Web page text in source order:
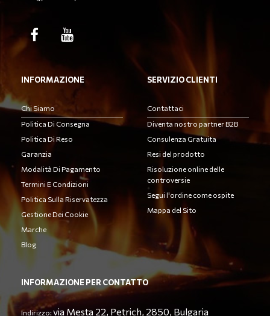
INFORMAZIONE
Chi Siamo
Politica Di Consegna
Politica Di Reso
Garanzia
Modalità Di Pagamento
Termini E Condizioni
Politica Sulla Riservatezza
Gestione Dei Cookie
Marche
Blog
SERVIZIO CLIENTI
Contattaci
Diventa nostro partner B2B
Consulenza Gratuita
Resi del prodotto
Risoluzione online delle
controversie
Segui l'ordine come ospite
Mappa del Sito
INFORMAZIONE PER CONTATTO
Indirizzo:via Mesta 22, Petrich, 2850, Bulgaria